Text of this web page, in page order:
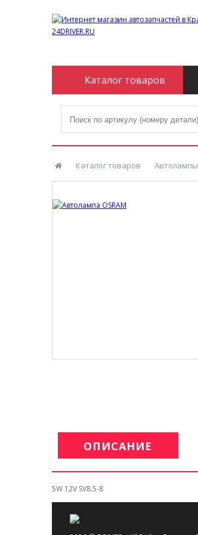
Каталог товаров
Каталог товаров Автолампы
ОПИСАНИЕ
5W 12V SV8.5-8